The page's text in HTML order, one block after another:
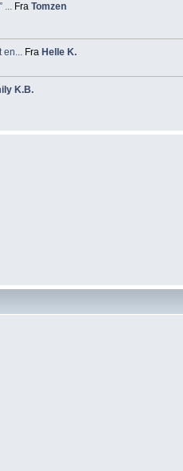
... Fra Tomzen
en... Fra Helle K.
K.B.